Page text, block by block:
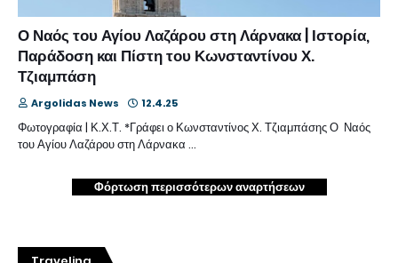
Ο Ναός του Αγίου Λαζάρου στη Λάρνακα | Ιστορία,
Παράδοση και Πίστη του Κωνσταντίνου Χ.
Τζιαμπάση
Argolidas News 12.4.25
Φωτογραφία | Κ.Χ.Τ. *Γράφει ο Κωνσταντίνος Χ. Τζιαμπάσης Ο Ναός
του Αγίου Λαζάρου στη Λάρνακα …
Φόρτωση περισσότερων αναρτήσεων